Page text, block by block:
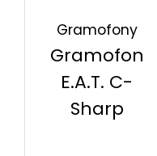
Gramofony
Gramofon
E.A.T. C-
Sharp